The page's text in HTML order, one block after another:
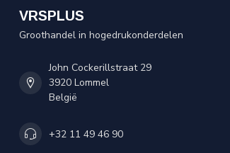
VRSPLUS
Groothandel in hogedrukonderdelen
John Cockerillstraat 29
3920 Lommel
België
+32 11 49 46 90